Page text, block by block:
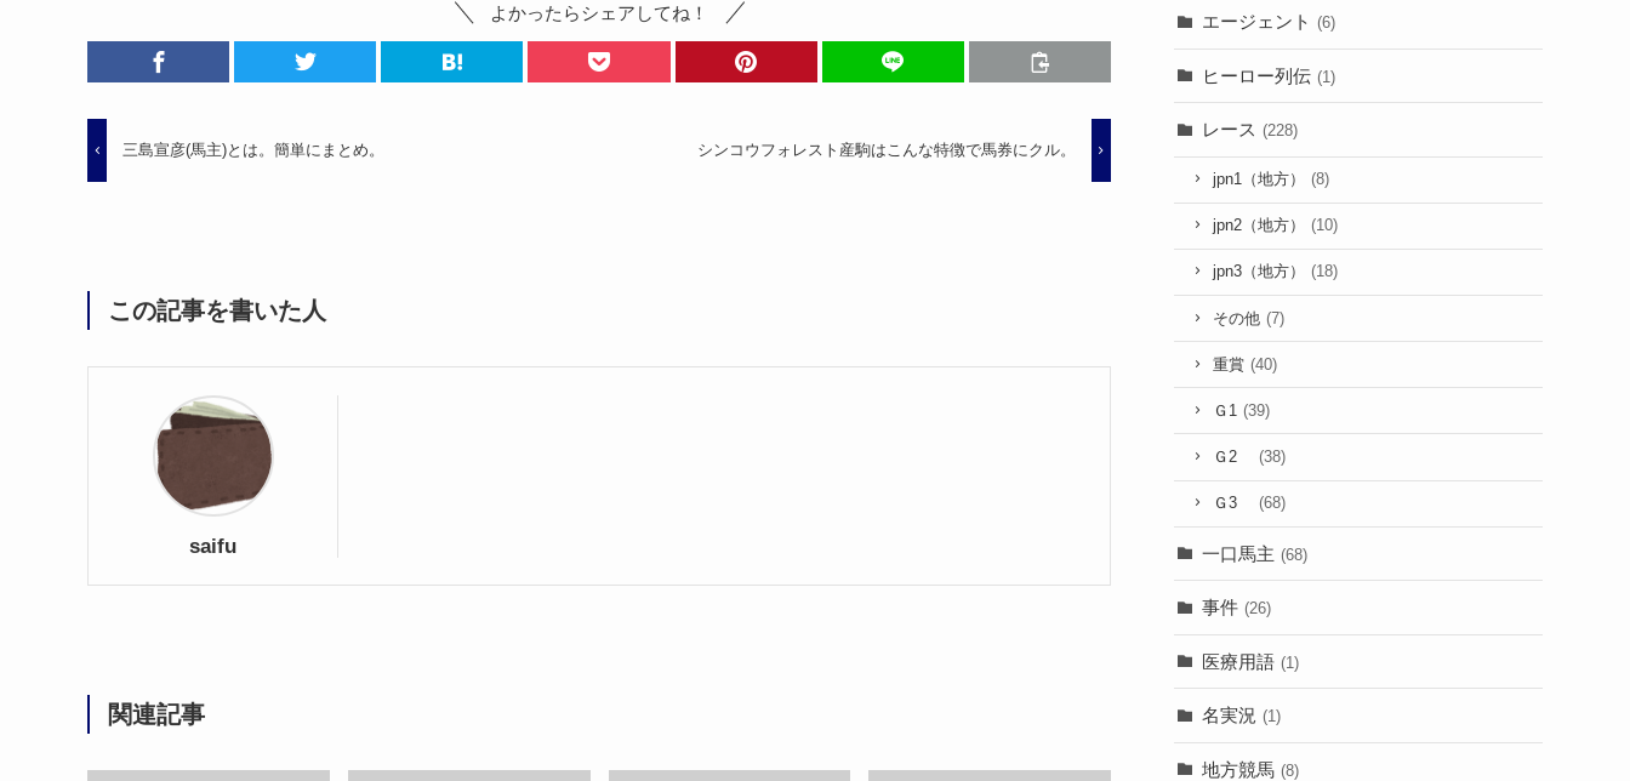
よかったらシェアしてね！
三島宣彦(馬主)とは。簡単にまとめ。 シンコウフォレスト産駒はこんな特徴で馬券にクル。
この記事を書いた人
saifu
関連記事
エージェント (6)
ヒーロー列伝 (1)
レース (228)
jpn1（地方） (8)
jpn2（地方） (10)
jpn3（地方） (18)
その他 (7)
重賞 (40)
Ｇ1 (39)
Ｇ2 (38)
Ｇ3 (68)
一口馬主 (68)
事件 (26)
医療用語 (1)
名実況 (1)
地方競馬 (8)